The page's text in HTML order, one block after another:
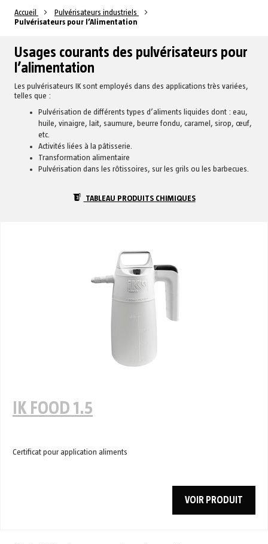
Accueil
Pulvérisateurs industriels
Pulvérisateurs pour l’Alimentation
Usages courants des pulvérisateurs pour
l’alimentation
Les pulvérisateurs IK sont employés dans des applications très variées,
telles que :
Pulvérisation de différents types d’aliments liquides dont : eau,
huile, vinaigre, lait, saumure, beurre fondu, caramel, sirop, œuf,
etc.
Activités liées à la pâtisserie.
Transformation alimentaire
Pulvérisation dans les rôtissoires, sur les grils ou les barbecues.
TABLEAU PRODUITS CHIMIQUES
IK FOOD 1.5
Certificat pour application aliments
VOIR PRODUIT